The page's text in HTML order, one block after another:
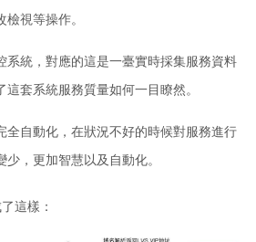
視等操作。
系統，對應的這是一臺實時採集服務資料
套系統服務質量如何一目瞭然。
全自動化，在狀況不好的時候對服務進行
少，更加智慧以及自動化。
這樣：